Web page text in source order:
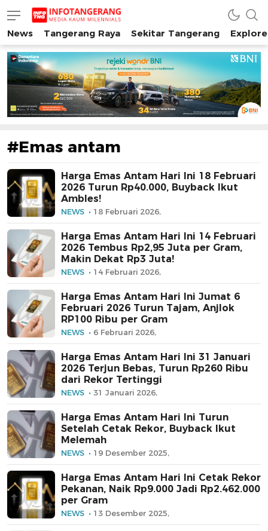
INFO TANGERANG
Media Kaum Millenials Tangerang Raya
News Tangerang Raya Sekitar Tangerang
#Emas antam
Harga Emas Antam Hari Ini 18 Februari
2026 Turun Rp40.000, Buyback Ikut
Ambles!
NEWS 18 Februari 2026,
Harga Emas Antam Hari Ini 14 Februari
2026 Tembus Rp2,95 Juta per Gram,
Makin Dekat Rp3 Juta!
NEWS 14 Februari 2026,
Harga Emas Antam Hari Ini Jumat 6
Februari 2026 Turun Tajam, Anjlok
RP100 Ribu per Gram
NEWS 6 Februari 2026,
Harga Emas Antam Hari Ini 31 Januari
2026 Terjun Bebas, Turun Rp260 Ribu
dari Rekor Tertinggi
NEWS 31 Januari 2026,
Harga Emas Antam Hari Ini Turun
Setelah Cetak Rekor, Buyback Ikut
Melemah
NEWS 19 Desember 2025,
Harga Emas Antam Hari Ini Cetak Rekor
Pekanan, Naik Rp9.000 Jadi Rp2.462.000
per Gram
NEWS 13 Desember 2025,